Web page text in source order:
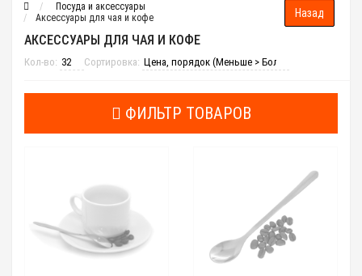
Посуда и аксессуары
Аксессуары для чая и кофе
АКСЕССУАРЫ ДЛЯ ЧАЯ И КОФЕ
Кол-во: Сортировка:
ФИЛЬТР ТОВАРОВ